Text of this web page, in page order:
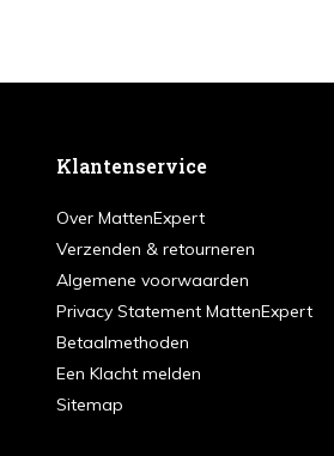
Klantenservice
Over MattenExpert
Verzenden & retourneren
Algemene voorwaarden
Privacy Statement MattenExpert
Betaalmethoden
Een Klacht melden
Sitemap